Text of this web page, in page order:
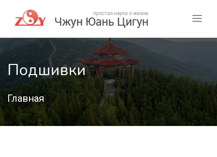
Подшивки
Главная